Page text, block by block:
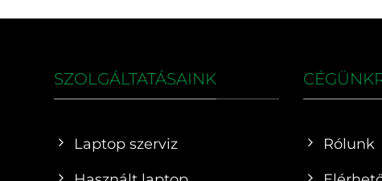
SZOLGÁLTATÁSAINK
Laptop szerviz Rólunk